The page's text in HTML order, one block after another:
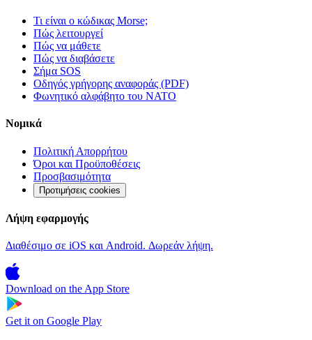
Τι είναι ο κώδικας Morse;
Πώς λειτουργεί
Πώς να μάθετε
Πώς να διαβάσετε
Σήμα SOS
Οδηγός γρήγορης αναφοράς (PDF)
Φωνητικό αλφάβητο του ΝΑΤΟ
Νομικά
Πολιτική Απορρήτου
Όροι και Προϋποθέσεις
Προσβασιμότητα
Προτιμήσεις cookies
Λήψη εφαρμογής
Διαθέσιμο σε iOS και Android. Δωρεάν λήψη.
Download on the App Store
Get it on Google Play